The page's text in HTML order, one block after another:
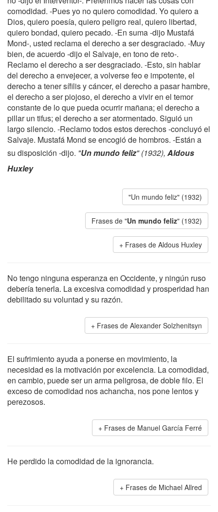
comodidad. -Pues yo no quiero comodidad. Yo quiero a
Dios, quiero poesía, quiero peligro real, quiero libertad,
quiero bondad, quiero pecado. -En suma -dijo Mustafá
Mond-, usted reclama el derecho a ser desgraciado. -Muy
bien, de acuerdo -dijo el Salvaje, en tono de reto-.
Reclamo el derecho a ser desgraciado. -Esto, sin hablar
del derecho a envejecer, a volverse feo e impotente, el
derecho a tener sífilis y cáncer, el derecho a pasar hambre,
el derecho a ser piojoso, el derecho a vivir en el temor
constante de lo que pueda ocurrir mañana; el derecho a
pillar un tifus; el derecho a ser atormentado. Siguió un
largo silencio. -Reclamo todos estos derechos -concluyó el
Salvaje. Mustafá Mond se encogió de hombros. -Están a
su disposición -dijo. "Un mundo feliz" (1932), Aldous
Huxley
"Un mundo feliz" (1932)
Frases de "Un mundo feliz" (1932)
Frases de Aldous Huxley
No tengo ninguna esperanza en Occidente, y ningún ruso
debería tenerla. La excesiva comodidad y prosperidad han
debilitado su voluntad y su razón.
Frases de Alexander Solzhenitsyn
El sufrimiento ayuda a ponerse en movimiento, la
necesidad es la motivación por excelencia. La comodidad,
en cambio, puede ser un arma peligrosa, de doble filo. El
exceso de comodidad nos achancha, nos pone lentos y
perezosos.
Frases de Manuel García Ferré
He perdido la comodidad de la ignorancia.
Frases de Michael Allred